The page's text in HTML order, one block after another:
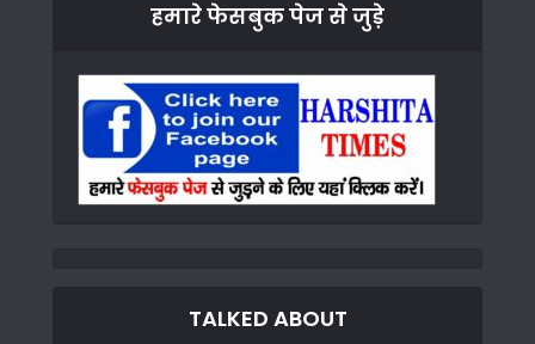
हमारे फेसबुक पेज से जुड़े
TALKED ABOUT